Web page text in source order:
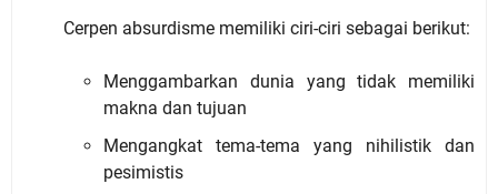
Cerpen absurdisme memiliki ciri-ciri sebagai berikut:
Menggambarkan dunia yang tidak memiliki
makna dan tujuan
Mengangkat tema-tema yang nihilistik dan
pesimistis